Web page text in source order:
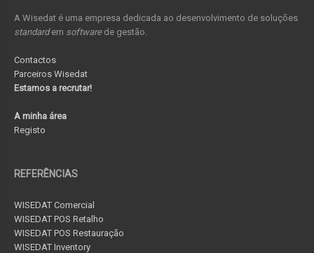
A Wisedat é uma empresa dedicada ao desenvolvimento de soluções
standardem softwarede gestão.
Contactos
Parceiros Wisedat
Estamos a recrutar!
A minha área
Registo
REFERÊNCIAS
WISEDAT Comercial
WISEDAT POS Retalho
WISEDAT POS Restauração
WISEDAT Inventory